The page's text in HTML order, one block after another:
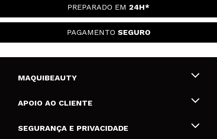
PREPARADO EM 24H*
PAGAMENTO SEGURO
MAQUIBEAUTY
Sobre nós
Gift Cards
APOIO AO CLIENTE
Envios e Devoluções
SEGURANÇA E PRIVACIDADE